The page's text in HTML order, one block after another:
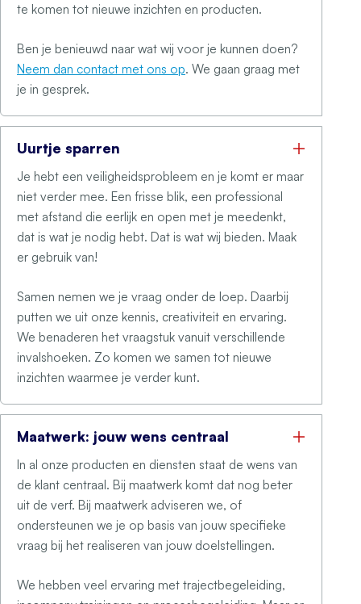
te komen tot nieuwe inzichten en producten.
Ben je benieuwd naar wat wij voor je kunnen doen?
Neem dan contact met ons op. We gaan graag met
je in gesprek.
Uurtje sparren
Je hebt een veiligheidsprobleem en je komt er maar
niet verder mee. Een frisse blik, een professional
met afstand die eerlijk en open met je meedenkt,
dat is wat je nodig hebt. Dat is wat wij bieden. Maak
er gebruik van!
Samen nemen we je vraag onder de loep. Daarbij
putten we uit onze kennis, creativiteit en ervaring.
We benaderen het vraagstuk vanuit verschillende
invalshoeken. Zo komen we samen tot nieuwe
inzichten waarmee je verder kunt.
Maatwerk: jouw wens centraal
In al onze producten en diensten staat de wens van
de klant centraal. Bij maatwerk komt dat nog beter
uit de verf. Bij maatwerk adviseren we, of
ondersteunen we je op basis van jouw specifieke
vraag bij het realiseren van jouw doelstellingen.
We hebben veel ervaring met trajectbegeleiding,